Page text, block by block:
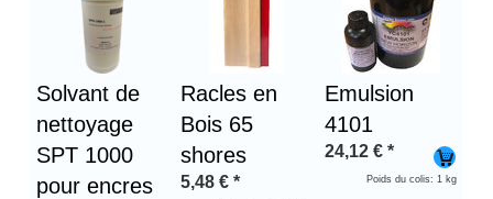
Solvant de
nettoyage
SPT 1000
pour encres
Racles en
Bois 65
shores
5,48 € *
Emulsion
4101
24,12 € *
Poids du colis: 1 kg